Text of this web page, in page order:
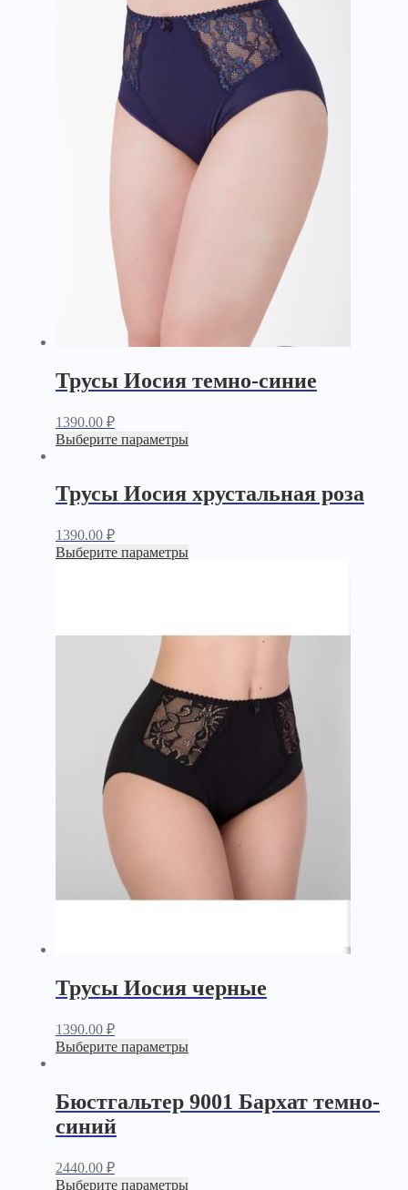
Трусы Иосия темно-синие
1390.00 ₽
Выберите параметры
Трусы Иосия хрустальная роза
1390.00 ₽
Выберите параметры
Трусы Иосия черные
1390.00 ₽
Выберите параметры
Бюстгальтер 9001 Бархат темно-
синий
2440.00 ₽
Выберите параметры